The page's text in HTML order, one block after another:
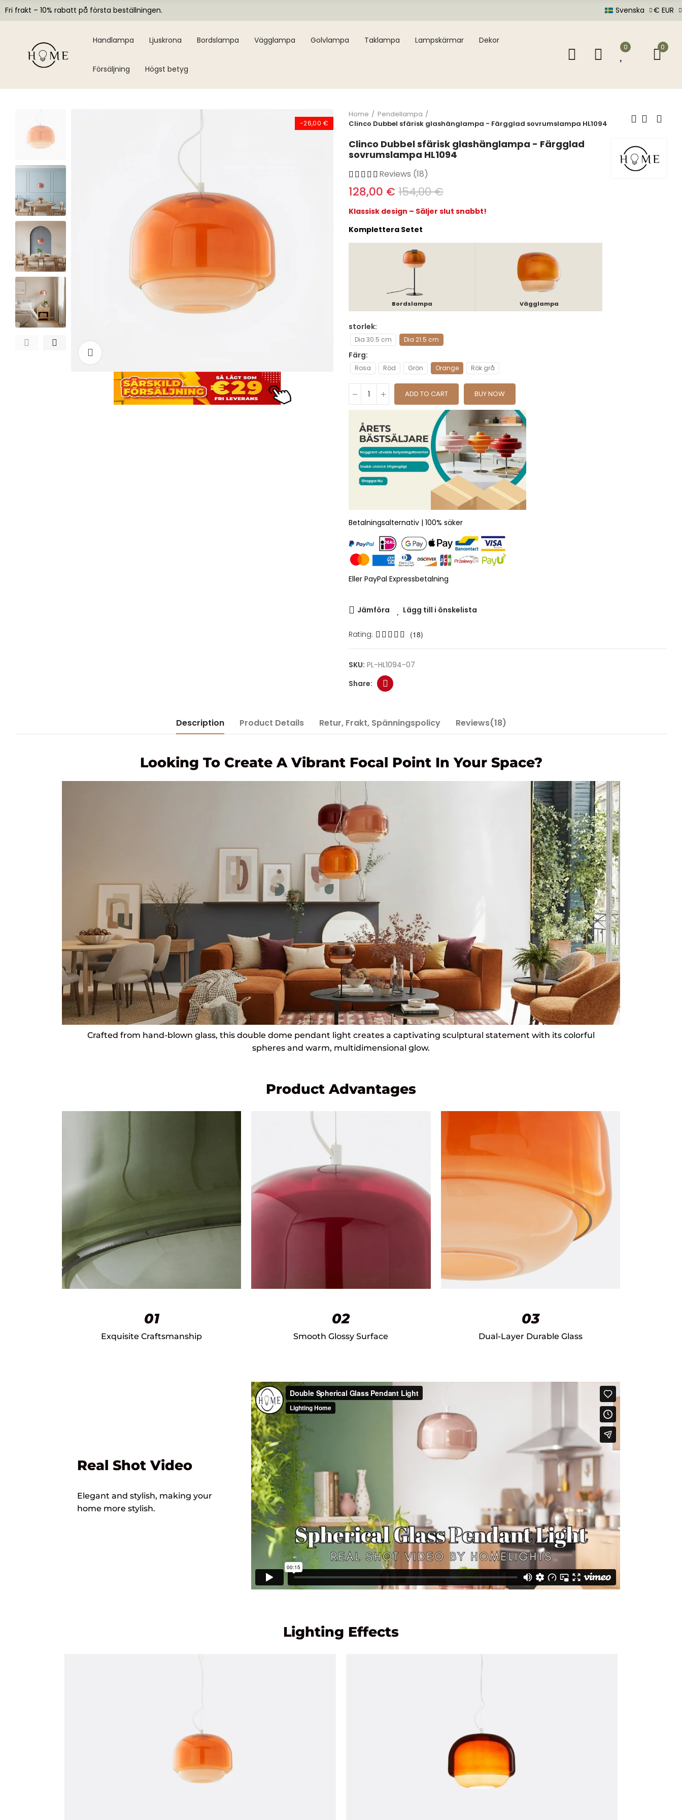
Fri frakt – 10% rabatt på första beställningen. Svenska € EUR
Handlampa Ljuskrona Bordslampa Vägglampa Golvlampa Taklampa Lampskärmar Dekor
Försäljning Högst betyg
0 0
-26,00 €
Home
Pendellampa
Clinco Dubbel sfärisk glashänglampa - Färgglad sovrumslampa HL1094
Clinco Dubbel sfärisk glashänglampa - Färgglad
sovrumslampa HL1094
Reviews (18)
128,00 € 154,00 €
Klassisk design – Säljer slut snabbt!
Komplettera Setet
Bordslampa Vägglampa
storlek
Dia 30.5 cm Dia 21.5 cm
Färg
Rosa Röd Grön Orange Rök grå
ADD TO CART BUY NOW
Betalningsalternativ | 100% säker
Eller PayPal Expressbetalning
Jämföra Lägg till i önskelista
Rating: (18)
SKU: PL-HL1094-07
Description Product Details Retur, Frakt, Spänningspolicy Reviews(18)
Looking To Create A Vibrant Focal Point In Your Space?
Crafted from hand-blown glass, this double dome pendant light creates a captivating sculptural statement with its colorful
spheres and warm, multidimensional glow.
Product Advantages
01
Exquisite Craftsmanship
02
Smooth Glossy Surface
03
Dual-Layer Durable Glass
Real Shot Video
Elegant and stylish, making your
home more stylish.
Lighting Effects